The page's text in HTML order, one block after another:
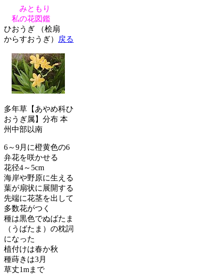
みともり
私の花図鑑
ひおうぎ （桧扇
からすおうぎ）
戻る
多年草【あやめ科ひ
おうぎ属】分布 本
州中部以南
6～9月に橙黄色の6
弁花を咲かせる
花径4～5cm
海岸や野原に生える
葉が扇状に展開する
先端に花茎を出して
多数花がつく
種は黒色でぬばたま
（うばたま）の枕詞
になった
植付けは春か秋
種蒔きは3月
草丈1mまで